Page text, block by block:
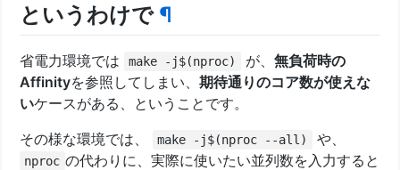
というわけで ¶
省電力環境では make -j$(nproc) が、 無負荷時の
Affinityを参照してしまい、 期待通りのコア数が使えな
いケースがある、ということです。
その様な環境では、
make -j$(nproc --all) や、
nproc の代わりに、実際に使いたい並列数を入力すると